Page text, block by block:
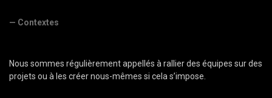
— Contextes
Nous sommes régulièrement appellés à rallier des équipes sur des
projets ou à les créer nous-mêmes si cela s’impose.